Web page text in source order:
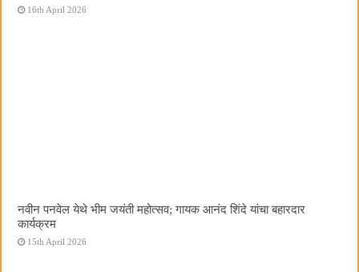
16th April 2026
नवीन पनवेल येथे भीम जयंती महोत्सव; गायक आनंद शिंदे यांचा बहारदार
कार्यक्रम
15th April 2026